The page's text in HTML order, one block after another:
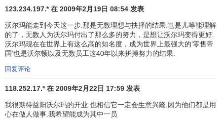
行官戴维•格拉斯要依靠拓展国际市场来推动公司持续发展的
总利润的35%。沃尔玛公司国际业务部总经理博比•马丁说，
该公司已经占领了墨西哥和加拿大的市场。如今，这位总裁
又把目光对准了另外一些目标，其中包括亚洲国家、拉美和
最值得注意的
由于语言和文化上的原因，试图进入欧洲市场的美国公
司一般会先在英国开店，但沃尔玛却不这样做，它直接进入
了德国市场。众所周知，这是一个困难重重的零售市场。德
123.234.197.* 在 2009年2月19日 08:54 发表
沃尔玛能走到今天这一步.那是无数理想与抉择的结果.岂是儿等能理解
的了，无数人为沃尔玛付出了那么多的努力，是想让沃尔玛变得更好.
沃尔玛现在在世界上有这么高的知名度，成为世界上最强大的‘零售帝
国’也是沃尔顿以及无数员工这40年以来拼搏努力的结果.
回复评论
118.252.17.* 在 2009年2月22日 17:59 发表
我很期待益阳沃尔玛的开业.也相信它一定会生意兴隆.因为他们都是用
心在做人做事.我希望能成为其中一员